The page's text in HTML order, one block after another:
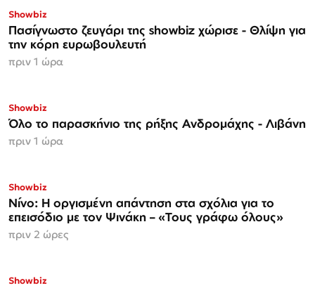
Showbiz
Πασίγνωστο ζευγάρι της showbiz χώρισε - Θλίψη για
την κόρη ευρωβουλευτή
πριν 1 ώρα
Showbiz
Όλο το παρασκήνιο της ρήξης Ανδρομάχης - Λιβάνη
πριν 1 ώρα
Showbiz
Νίνο: Η οργισμένη απάντηση στα σχόλια για το
επεισόδιο με τον Ψινάκη – «Τους γράφω όλους»
πριν 2 ώρες
Showbiz